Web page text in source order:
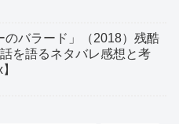
のバラード」（2018）残酷
を語るネタバレ感想と考